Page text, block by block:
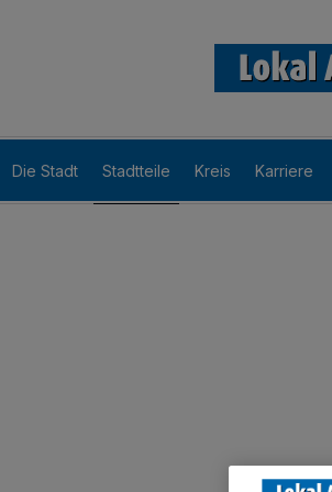
Die Stadt Stadtteile Kreis Karriere